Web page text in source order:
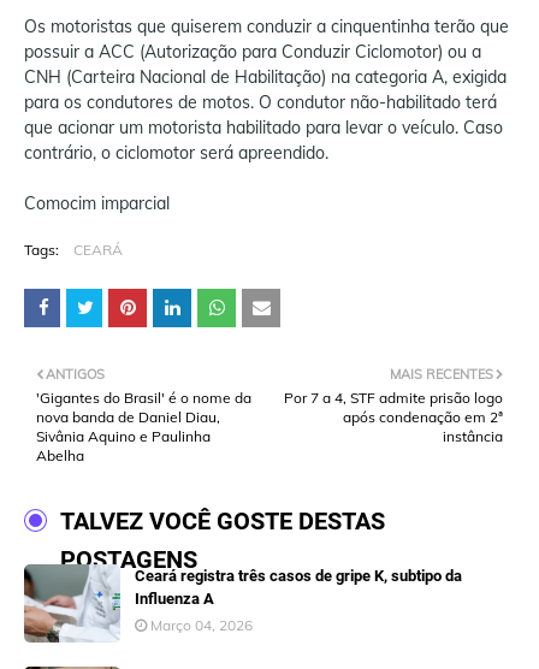
Os motoristas que quiserem conduzir a cinquentinha terão que
possuir a ACC (Autorização para Conduzir Ciclomotor) ou a
CNH (Carteira Nacional de Habilitação) na categoria A, exigida
para os condutores de motos. O condutor não-habilitado terá
que acionar um motorista habilitado para levar o veículo. Caso
contrário, o ciclomotor será apreendido.
Comocim imparcial
Tags: CEARÁ
MAIS RECENTES
Por 7 a 4, STF admite prisão logo
após condenação em 2ª
instância
ANTIGOS
'Gigantes do Brasil' é o nome da
nova banda de Daniel Diau,
Sivânia Aquino e Paulinha
Abelha
TALVEZ VOCÊ GOSTE DESTAS
POSTAGENS
Ceará registra três casos de gripe K, subtipo da
Influenza A
Março 04, 2026